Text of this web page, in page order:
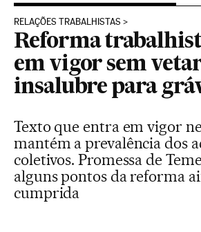
RELAÇÕES TRABALHISTAS
Reforma
em vigor sem
insalubre para
Texto que entra em vigor
mantém a prevalência dos
coletivos. Promessa de
alguns pontos da reforma
cumprida